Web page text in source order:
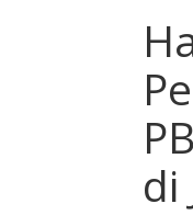
di